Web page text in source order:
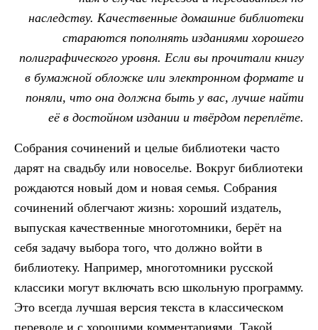
наследству. Качественные домашние библиотеки
стараются пополнять изданиями хорошего
полиграфического уровня. Если вы прочитали книгу
в бумажной обложке или электронном формате и
поняли, что она должна быть у вас, лучше найти
её в достойном издании и твёрдом переплёте.
Собрания сочинений и целые библиотеки часто
дарят на свадьбу или новоселье. Вокруг библиотеки
рождаются новый дом и новая семья. Собрания
сочинений облегчают жизнь: хороший издатель,
выпуская качественные многотомники, берёт на
себя задачу выбора того, что должно войти в
библиотеку. Например, многотомники русской
классики могут включать всю школьную программу.
Это всегда лучшая версия текста в классическом